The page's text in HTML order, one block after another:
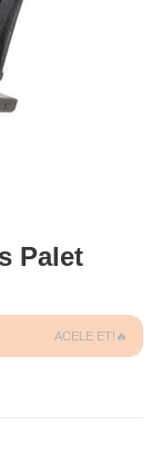
Palet
ACELE ET!🔥